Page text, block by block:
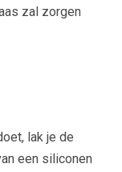
zal zorgen
lak je de
een siliconen